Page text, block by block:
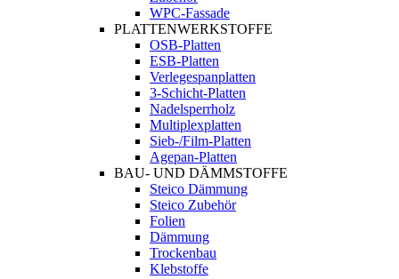
WPC-Fassade
PLATTENWERKSTOFFE
OSB-Platten
ESB-Platten
Verlegespanplatten
3-Schicht-Platten
Nadelsperrholz
Multiplexplatten
Sieb-/Film-Platten
Agepan-Platten
BAU- UND DÄMMSTOFFE
Steico Dämmung
Steico Zubehör
Folien
Dämmung
Trockenbau
Klebstoffe